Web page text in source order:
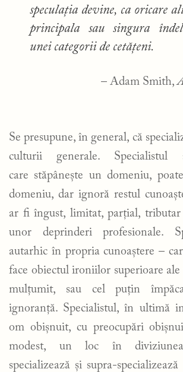
speculația devine, ca oricare
principala sau singura
unei categorii de cetățeni.
– Adam Smith,
Se presupune, în general, că
culturii generale.
care stăpânește un domeniu,
domeniu, dar ignoră restul
ar fi îngust, limitat, parțial, tributar
unor deprinderi profesionale.
autarhic în propria cunoaștere –
face obiectul ironiilor superioare
mulțumit, sau cel puțin
ignoranță. Specialistul, în ultimă
om obișnuit, cu preocupări
modest, un loc în
specializează și supra-